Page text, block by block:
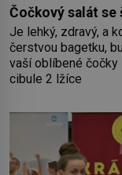
Čočkový salát se
Je lehký, zdravý, a
čerstvou bagetku, bude
vaší oblíbené čočky
cibule 2 lžíce